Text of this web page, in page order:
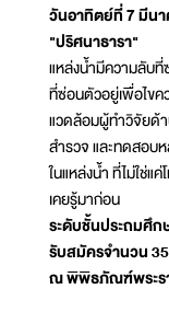
วันอาทิตย์ที่ 7 มีน
"ปริศนาธารา"
แหล่งน้ำมีความลับที่
ที่ซ่อนตัวอยู่เพื่อไข
แวดล้อมผู้ทำวิจัยด้
สำรวจ และทดสอบ
ในแหล่งน้ำ ที่ไม่ใช่
เคยรู้มาก่อน
ระดับชั้นประถมศึ
รับสมัครจำนวน
ณ พิพิธภัณฑ์พระร